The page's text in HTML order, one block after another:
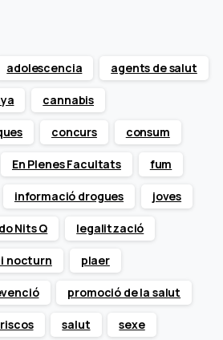
adolescencia agents de salut
cannabis
concurs consum
En Plenes Facultats fum
informació drogues joves
Nits Q legalització
nocturn plaer
promoció de la salut
salut sexe